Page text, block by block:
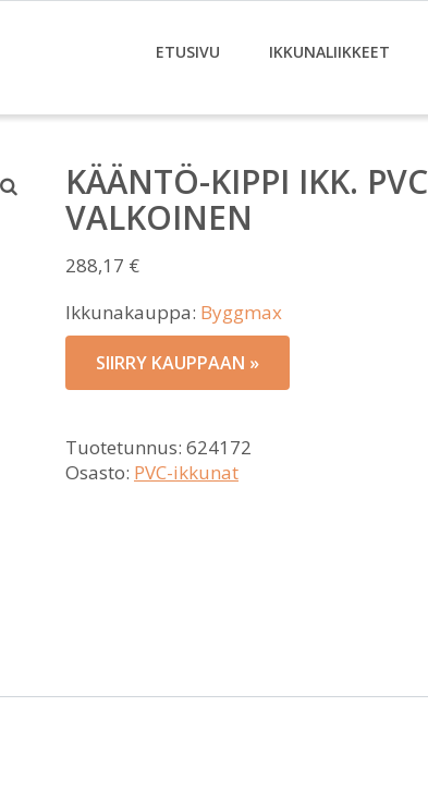
ETUSIVU IKKUNALIIKKEET
KÄÄNTÖ-KIPPI IKK. PVC
VALKOINEN
288,17 €
Ikkunakauppa: Byggmax
SIIRRY KAUPPAAN »
Tuotetunnus: 624172
Osasto: PVC-ikkunat